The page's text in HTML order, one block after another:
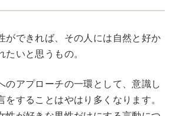
ができれば、その人には自然と好か
いと思うもの。
のアプローチの一環として、意識し
をすることはやはり多くなります。